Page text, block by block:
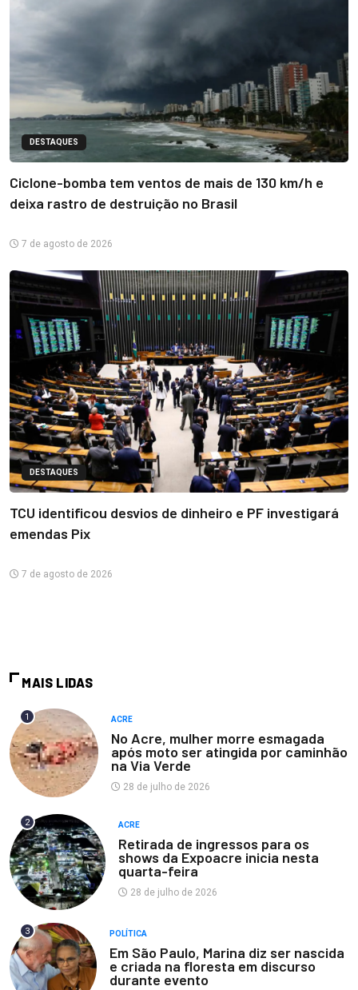
DESTAQUES
Ciclone-bomba tem ventos de mais de 130 km/h e
deixa rastro de destruição no Brasil
7 de agosto de 2026
DESTAQUES
TCU identificou desvios de dinheiro e PF investigará
emendas Pix
7 de agosto de 2026
MAIS LIDAS
1 ACRE
No Acre, mulher morre esmagada
após moto ser atingida por caminhão
na Via Verde
28 de julho de 2026
2 ACRE
Retirada de ingressos para os
shows da Expoacre inicia nesta
quarta-feira
28 de julho de 2026
3 POLÍTICA
Em São Paulo, Marina diz ser nascida
e criada na floresta em discurso
durante evento